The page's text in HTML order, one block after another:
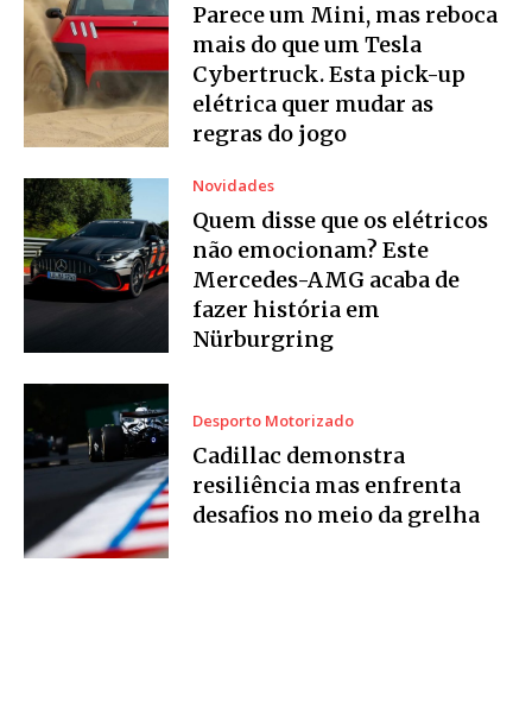
Parece um Mini, mas reboca
mais do que um Tesla
Cybertruck. Esta pick-up
elétrica quer mudar as
regras do jogo
Novidades
Quem disse que os elétricos
não emocionam? Este
Mercedes-AMG acaba de
fazer história em
Nürburgring
Desporto Motorizado
Cadillac demonstra
resiliência mas enfrenta
desafios no meio da grelha